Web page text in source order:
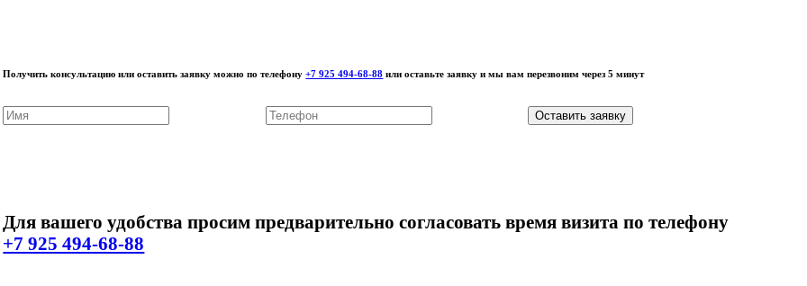
Получить консультацию или оставить заявку можно по телефону+7 925 494-68-88 или оставьте заявку и мы вам перезвоним через 5 минут
Оставить заявку
Для вашего удобства просим предварительно согласовать время визита по телефону
+7 925 494-68-88